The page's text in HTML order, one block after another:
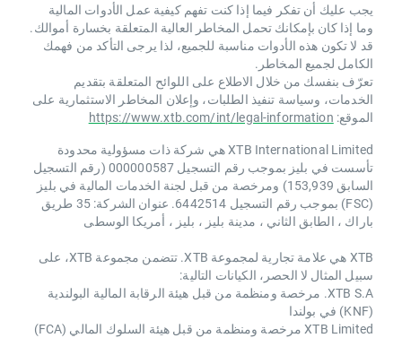
يجب عليك أن تفكر فيما إذا كنت تفهم كيفية عمل الأدوات المالية
وما إذا كان بإمكانك تحمل المخاطر العالية المتعلقة بخسارة أموالك.
قد لا تكون هذه الأدوات مناسبة للجميع، لذا يرجى التأكد من فهمك
الكامل لجميع المخاطر.
تعرّف بنفسك من خلال الاطلاع على اللوائح المتعلقة بتقديم
الخدمات، وسياسة تنفيذ الطلبات، وإعلان المخاطر الاستثمارية على
الموقع: https://www.xtb.com/int/legal-information
XTB International Limited هي شركة ذات مسؤولية محدودة
تأسست في بليز بموجب رقم التسجيل 000000587 (رقم التسجيل
السابق 153,939) ومرخصة من قبل لجنة الخدمات المالية في بليز
(FSC) بموجب رقم التسجيل 6442514. عنوان الشركة: 35 طريق
باراك ، الطابق الثاني ، مدينة بليز ، بليز ، أمريكا الوسطى
XTB هي علامة تجارية لمجموعة XTB. تتضمن مجموعة XTB، على
سبيل المثال لا الحصر، الكيانات التالية:
XTB S.A. مرخصة ومنظمة من قبل هيئة الرقابة المالية البولندية
(KNF) في بولندا
XTB Limited مرخصة ومنظمة من قبل هيئة السلوك المالي (FCA)